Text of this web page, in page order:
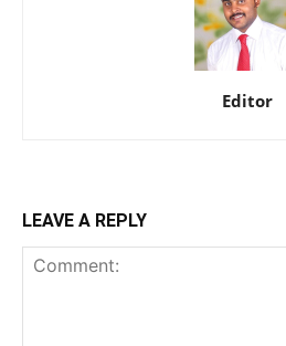
Editor
LEAVE A REPLY